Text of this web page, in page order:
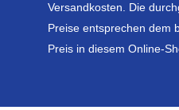
Versandkosten. Die
Preise entsprechen dem
Preis in diesem Online-